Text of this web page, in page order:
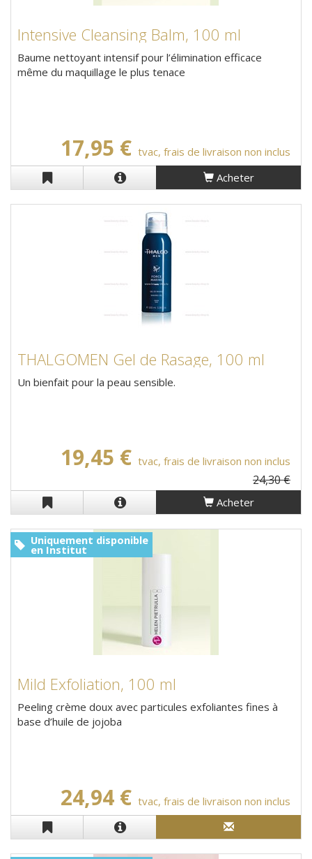
Intensive Cleansing Balm, 100 ml
Baume nettoyant intensif pour l’élimination efficace
même du maquillage le plus tenace
17,95 € tvac, frais de livraison non inclus
Acheter
THALGOMEN Gel de Rasage, 100 ml
Un bienfait pour la peau sensible.
19,45 € tvac, frais de livraison non inclus
24,30 €
Acheter
Mild Exfoliation, 100 ml
Peeling crème doux avec particules exfoliantes fines à
base d’huile de jojoba
24,94 € tvac, frais de livraison non inclus
Uniquement disponible
en Institut